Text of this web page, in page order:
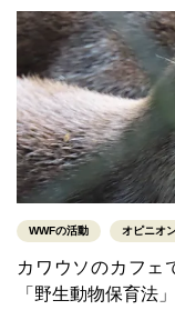
WWFの活動 オピニオ
カワウソのカフェ
「野生動物保育法」